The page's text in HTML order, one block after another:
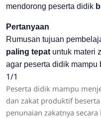
mendorong peserta didik
Pertanyaan
Rumusan tujuan
paling tepat untuk materi
agar peserta didik
1/1
Peserta didik mampu
dan zakat produktif
penunaian zakatnya secara